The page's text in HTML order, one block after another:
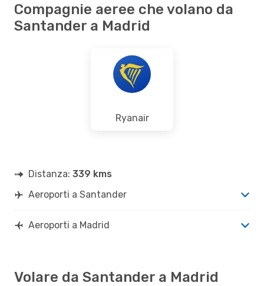
Compagnie aeree che volano da
Santander a Madrid
Ryanair
Distanza: 339 kms
Aeroporti a Santander
Aeroporti a Madrid
Volare da Santander a Madrid